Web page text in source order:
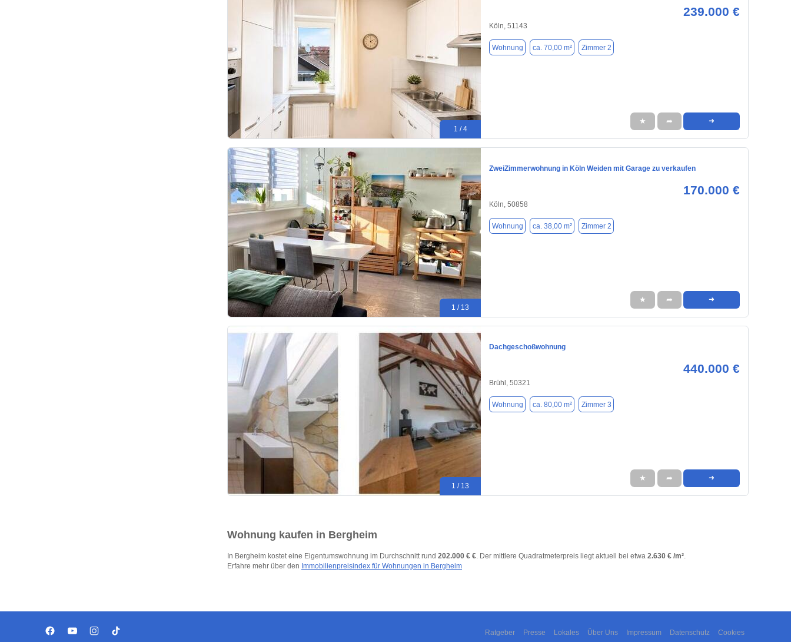
1 / 4
239.000 €
Köln, 51143
Wohnung ca. 70,00 m² Zimmer 2
★ ➦ ➜
1 / 13
ZweiZimmerwohnung in Köln Weiden mit Garage zu verkaufen
170.000 €
Köln, 50858
Wohnung ca. 38,00 m² Zimmer 2
★ ➦ ➜
1 / 13
Dachgeschoßwohnung
440.000 €
Brühl, 50321
Wohnung ca. 80,00 m² Zimmer 3
★ ➦ ➜
Wohnung kaufen in Bergheim
In Bergheim kostet eine Eigentumswohnung im Durchschnitt rund 202.000 € €. Der mittlere Quadratmeterpreis liegt aktuell bei etwa 2.630 € /m².
Erfahre mehr über den Immobilienpreisindex für Wohnungen in Bergheim
Ratgeber Presse Lokales Über Uns Impressum Datenschutz Cookies